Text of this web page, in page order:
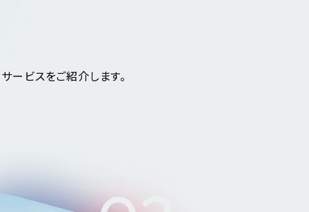
ービスをご紹介します。